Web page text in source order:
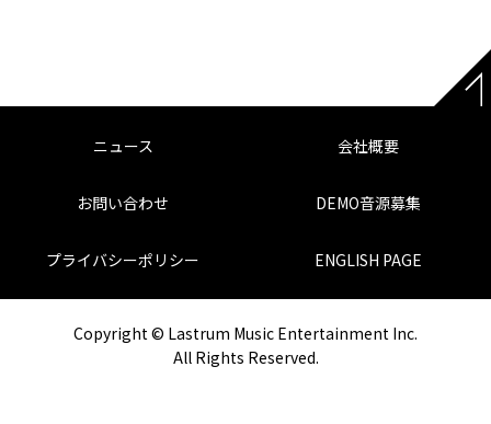
ニュース 会社概要
お問い合わせ DEMO音源募集
プライバシーポリシー ENGLISH PAGE
Copyright © Lastrum Music Entertainment Inc.
All Rights Reserved.